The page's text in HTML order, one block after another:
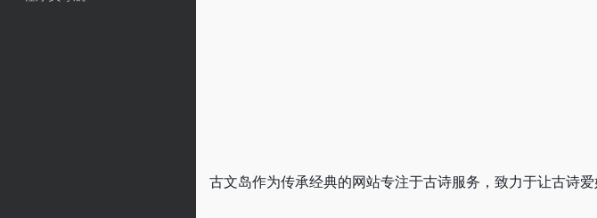
古文岛作为传承经典的网站专注于古诗服务，致力于让古诗